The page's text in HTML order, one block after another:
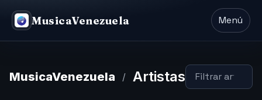
MusicaVenezuela Menú
MusicaVenezuela / Artistas